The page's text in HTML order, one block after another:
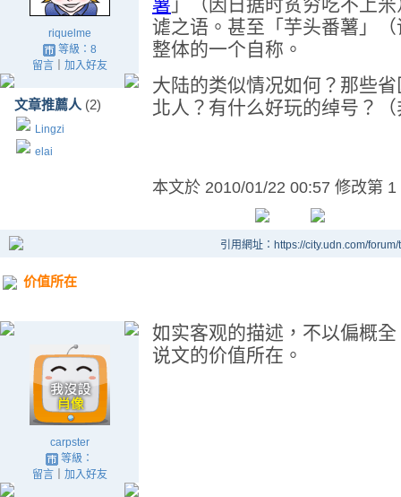
riquelme
等級：8
留言｜ 加入好友
文章推薦人 (2)
Lingzi
elai
谑之语。甚至「芋头番薯」
整体的一个自称。
大陆的类似情况如何？那些
北人？有什么好玩的绰号？
本文於 2010/01/22 00:57 修改第 1
引用網址：https://city.udn.com/
价值所在
carpster
等級：
留言｜ 加入好友
如实客观的描述，不以偏概
说文的价值所在。